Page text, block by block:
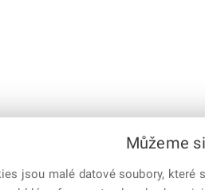
Můžeme
jsou malé datové soubory,